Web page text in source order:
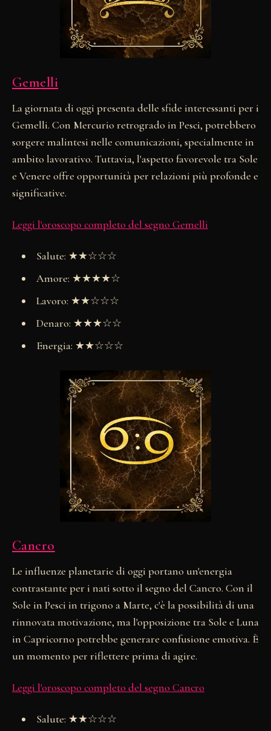
Gemelli
La giornata di oggi presenta delle sfide interessanti per i
Gemelli. Con Mercurio retrogrado in Pesci, potrebbero
sorgere malintesi nelle comunicazioni, specialmente in
ambito lavorativo. Tuttavia, l'aspetto favorevole tra Sole
e Venere offre opportunità per relazioni più profonde e
significative.
Leggi l'oroscopo completo del segno Gemelli
Salute: ★★☆☆☆
Amore: ★★★★☆
Lavoro: ★★☆☆☆
Denaro: ★★★☆☆
Energia: ★★☆☆☆
Cancro
Le influenze planetarie di oggi portano un'energia
contrastante per i nati sotto il segno del Cancro. Con il
Sole in Pesci in trigono a Marte, c'è la possibilità di una
rinnovata motivazione, ma l'opposizione tra Sole e Luna
in Capricorno potrebbe generare confusione emotiva. È
un momento per riflettere prima di agire.
Leggi l'oroscopo completo del segno Cancro
Salute: ★★☆☆☆